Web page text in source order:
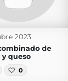
2023
de
queso
0